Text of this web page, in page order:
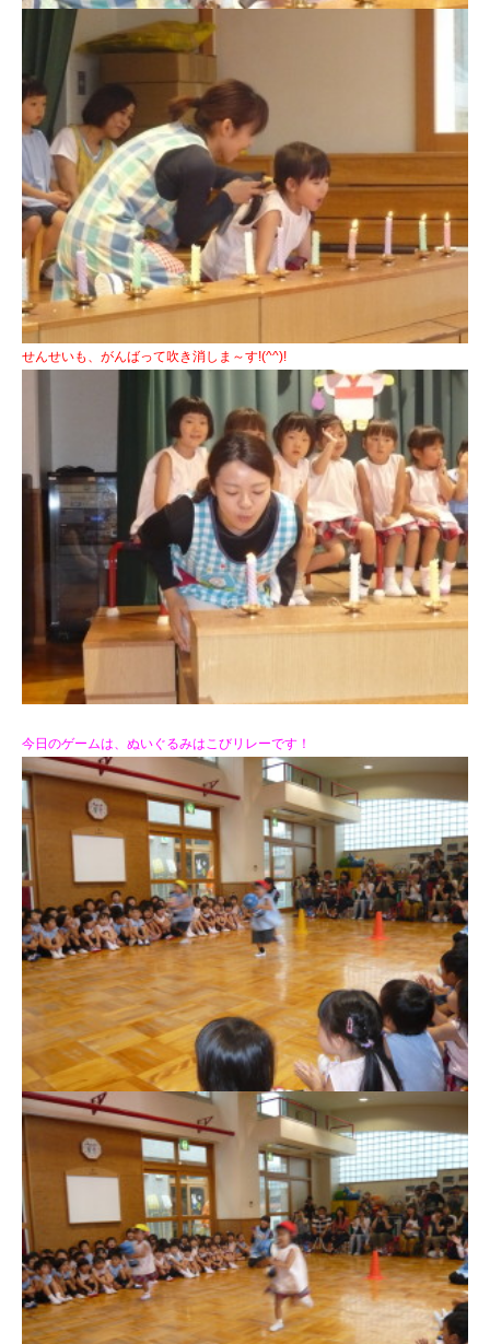
せんせいも、がんばって吹き消しま～す!(^^)!
今日のゲームは、ぬいぐるみはこびリレーです！